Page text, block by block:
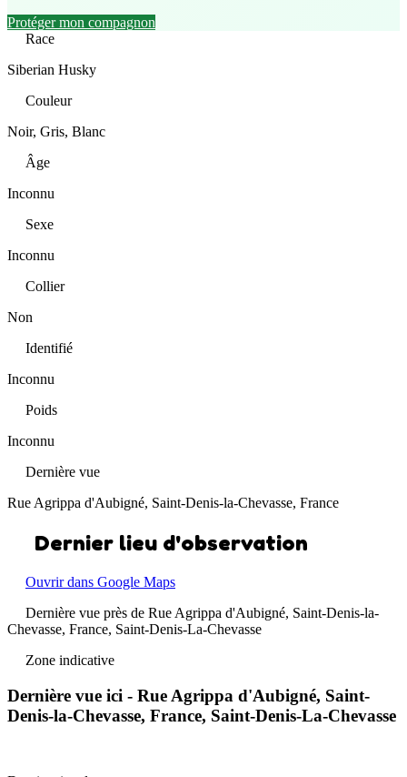
Protéger mon compagnon
Race
Siberian Husky
Couleur
Noir, Gris, Blanc
Âge
Inconnu
Sexe
Inconnu
Collier
Non
Identifié
Inconnu
Poids
Inconnu
Dernière vue
Rue Agrippa d'Aubigné, Saint-Denis-la-Chevasse, France
Dernier lieu d'observation
Ouvrir dans Google Maps
Dernière vue près de Rue Agrippa d'Aubigné, Saint-Denis-la-
Chevasse, France, Saint-Denis-La-Chevasse
Zone indicative
Dernière vue ici - Rue Agrippa d'Aubigné, Saint-
Denis-la-Chevasse, France, Saint-Denis-La-Chevasse